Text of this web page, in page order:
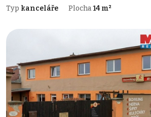
Typ kanceláře Plocha14 m²